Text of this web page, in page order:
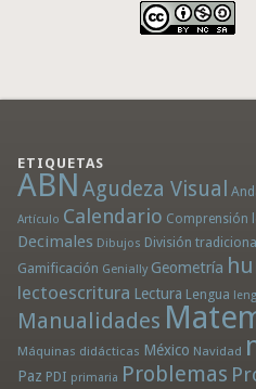
ETIQUETAS
ABN Agudeza Visual
Artículo Calendario Comprensión
Decimales Dibujos División tradicional
Gamificación Genially Geometría
lectoescritura Lectura Lengua
Manualidades
Máquinas didácticas México Navidad
Paz PDI primaria Problemas